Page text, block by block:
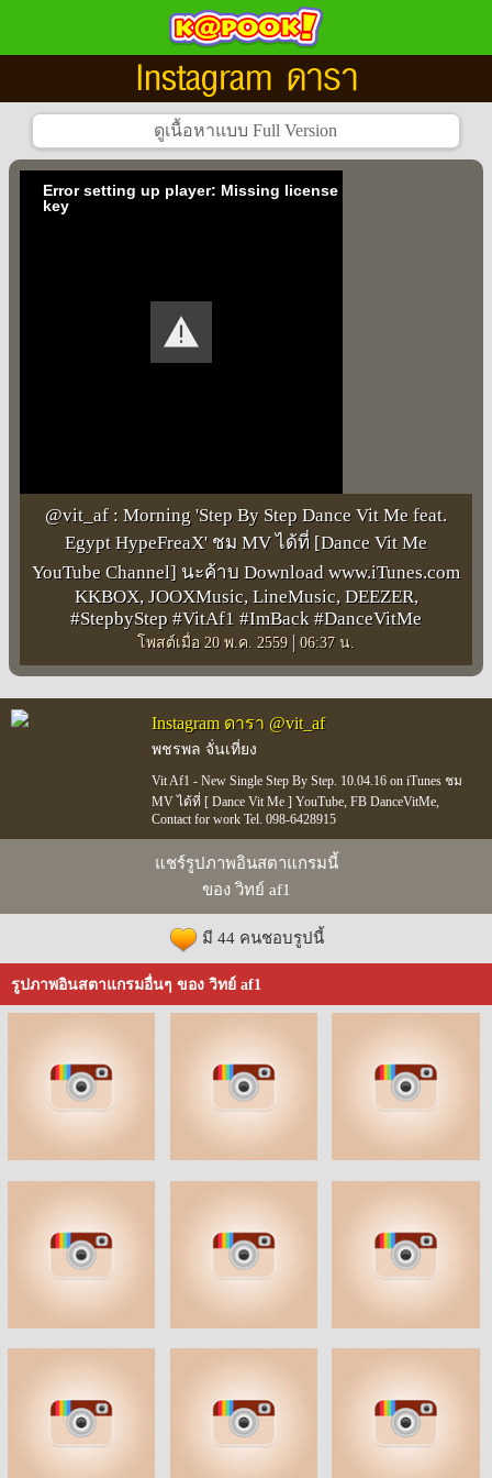
Instagram ดารา
Error setting up player: Missing license
key
@vit_af : Morning 'Step By Step Dance Vit Me feat.
Egypt HypeFreaX' ชม MV ได้ที่ [Dance Vit Me
YouTube Channel] นะค้าบ Download www.iTunes.com
KKBOX, JOOXMusic, LineMusic, DEEZER,
#StepbyStep #VitAf1 #ImBack #DanceVitMe
โพสต์เมื่อ 20 พ.ค. 2559 | 06:37 น.
Instagram ดารา @vit_af
พชรพล จั่นเที่ยง
Vit Af1 - New Single Step By Step. 10.04.16 on iTunes ชม
MV ได้ที่ [ Dance Vit Me ] YouTube, FB DanceVitMe,
Contact for work Tel. 098-6428915
แชร์รูปภาพอินสตาแกรมนี้
ของ วิทย์ af1
มี 44 คนชอบรูปนี้
รูปภาพอินสตาแกรมอื่นๆ ของ วิทย์ af1